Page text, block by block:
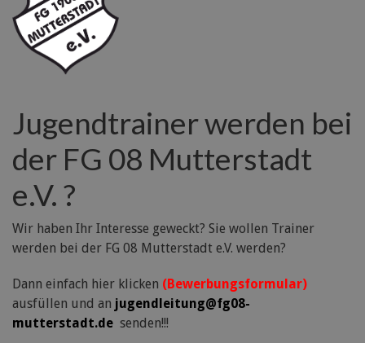
Jugendtrainer werden bei
der FG 08 Mutterstadt
e.V. ?
Wir haben Ihr Interesse geweckt? Sie wollen Trainer
werden bei der FG 08 Mutterstadt e.V. werden?
Dann einfach hier klicken (Bewerbungsformular)
ausfüllen und an jugendleitung@fg08-
mutterstadt.de senden!!!